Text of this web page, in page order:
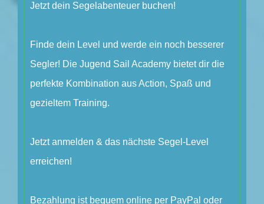
Jetzt dein Segelabenteuer buchen!
Finde dein Level und werde ein noch besserer
Segler! Die Jugend Sail Academy bietet dir die
perfekte Kombination aus Action, Spaß und
gezieltem Training.
Jetzt anmelden & das nächste Segel-Level
erreichen!
Bezahlung ist bequem online per PayPal oder